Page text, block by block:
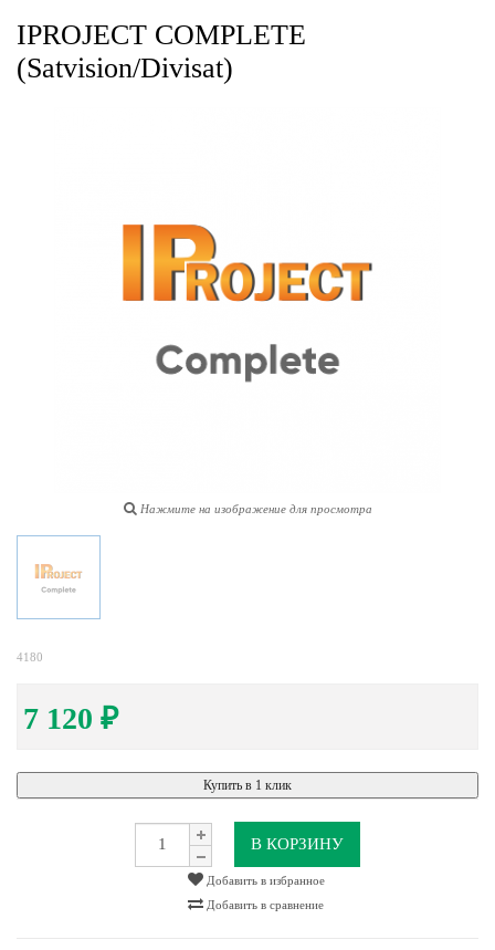
IPROJECT COMPLETE
(Satvision/Divisat)
Нажмите на изображение для просмотра
4180
7 120 ₽
Купить в 1 клик
В КОРЗИНУ
Добавить в избранное
Добавить в сравнение